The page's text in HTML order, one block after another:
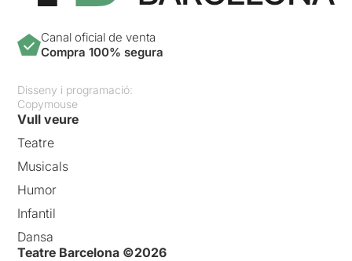
Canal oficial de venta
Compra 100% segura
Disseny i programació:
Copymouse
Vull veure
Teatre
Musicals
Humor
Infantil
Dansa
Teatre Barcelona ©2026